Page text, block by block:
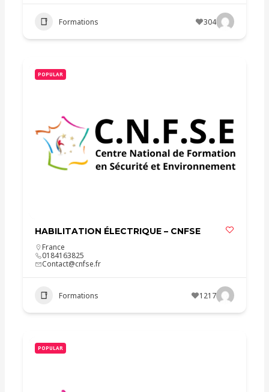
Formations 304
POPULAR
HABILITATION ÉLECTRIQUE – CNFSE
France
0184163825
Contact@cnfse.fr
Formations 1217
POPULAR